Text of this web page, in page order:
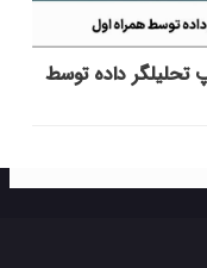
تحلیلگر داده توسط